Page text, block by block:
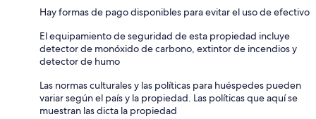
Hay formas de pago disponibles para evitar el uso de efectivo
El equipamiento de seguridad de esta propiedad incluye
detector de monóxido de carbono, extintor de incendios y
detector de humo
Las normas culturales y las políticas para huéspedes pueden
variar según el país y la propiedad. Las políticas que aquí se
muestran las dicta la propiedad